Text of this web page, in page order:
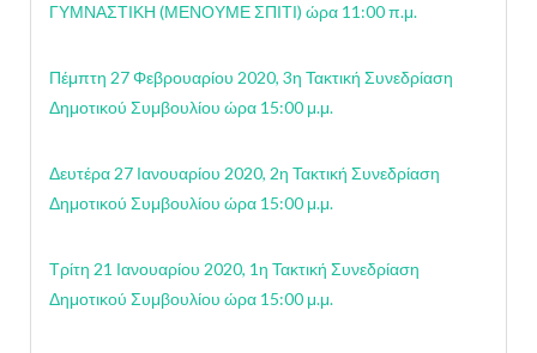
ΓΥΜΝΑΣΤΙΚΗ (ΜΕΝΟΥΜΕ ΣΠΙΤΙ) ώρα 11:00 π.μ.
Πέμπτη 27 Φεβρουαρίου 2020, 3η Τακτική Συνεδρίαση
Δημοτικού Συμβουλίου ώρα 15:00 μ.μ.
Δευτέρα 27 Ιανουαρίου 2020, 2η Τακτική Συνεδρίαση
Δημοτικού Συμβουλίου ώρα 15:00 μ.μ.
Τρίτη 21 Ιανουαρίου 2020, 1η Τακτική Συνεδρίαση
Δημοτικού Συμβουλίου ώρα 15:00 μ.μ.